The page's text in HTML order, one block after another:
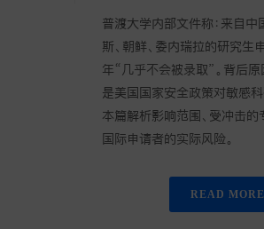
普渡大学内部文件称：来自中
斯、朝鲜、委内瑞拉的研究生
年“几乎不会被录取”。背后原
是美国国家安全政策对敏感科
本篇解析影响范围、受冲击的
国际申请者的实际风险。
READ MORE